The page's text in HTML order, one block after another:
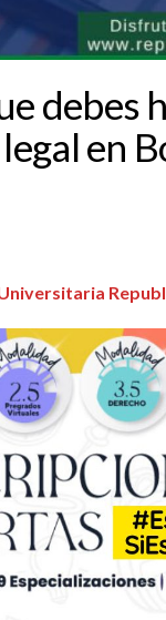
debes
en